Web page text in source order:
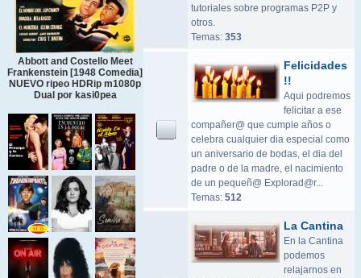
Abbott and Costello Meet
Frankenstein [1948 Comedia]
NUEVO ripeo HDRip m1080p
Dual por kasi0pea
tutoriales sobre programas P2P y
otros.
Temas: 353
Felicidades
!!
Aqui podremos
felicitar a ese
compañer@ que cumple años o
celebra cualquier dia especial como
un aniversario de bodas, el dia del
padre o de la madre, el nacimiento
de un pequeñ@ Explorad@r...
Temas: 512
La Cantina
En la Cantina
podemos
relajarnos en